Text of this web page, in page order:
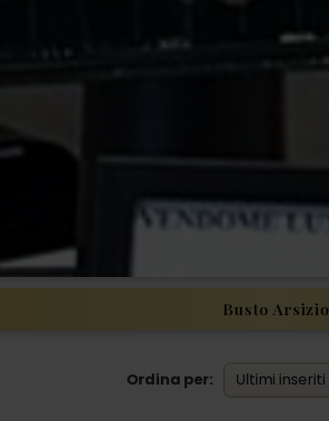
Busto Arsizio
Ordina per: